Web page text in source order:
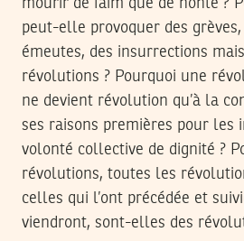
mourir de faim que de honte ?
peut-elle provoquer des
émeutes, des insurrections
révolutions ? Pourquoi une
ne devient révolution qu’à la
ses raisons premières pour les
volonté collective de dignité ?
révolutions, toutes les
celles qui l’ont précédée et
viendront, sont-elles des